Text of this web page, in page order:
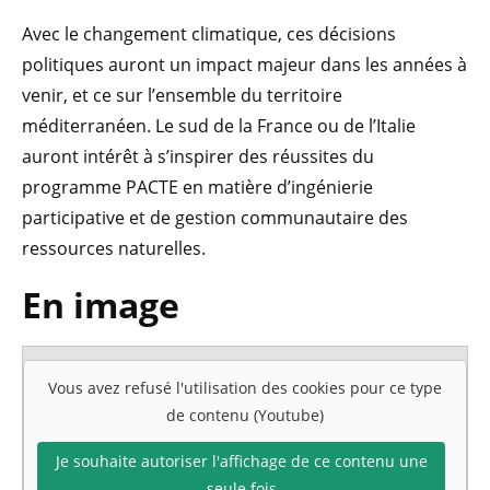
Avec le changement climatique, ces décisions
politiques auront un impact majeur dans les années à
venir, et ce sur l’ensemble du territoire
méditerranéen. Le sud de la France ou de l’Italie
auront intérêt à s’inspirer des réussites du
programme PACTE en matière d’ingénierie
participative et de gestion communautaire des
ressources naturelles.
En image
Vous avez refusé l'utilisation des cookies pour ce type
de contenu (Youtube)
Je souhaite autoriser l'affichage de ce contenu une